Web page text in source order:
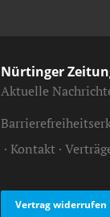
Nürtinger
Aktuelle
Kontakt
Vertrag widerrufen